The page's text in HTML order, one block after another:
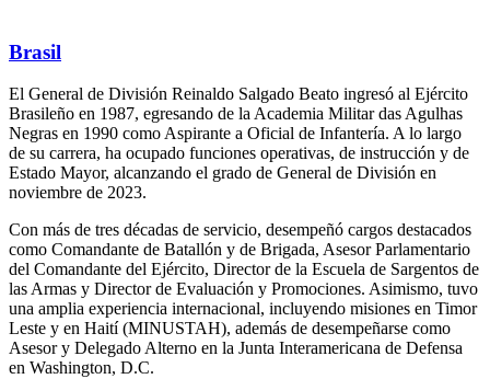
Brasil
El General de División Reinaldo Salgado Beato ingresó al Ejército
Brasileño en 1987, egresando de la Academia Militar das Agulhas
Negras en 1990 como Aspirante a Oficial de Infantería. A lo largo
de su carrera, ha ocupado funciones operativas, de instrucción y de
Estado Mayor, alcanzando el grado de General de División en
noviembre de 2023.
Con más de tres décadas de servicio, desempeñó cargos destacados
como Comandante de Batallón y de Brigada, Asesor Parlamentario
del Comandante del Ejército, Director de la Escuela de Sargentos de
las Armas y Director de Evaluación y Promociones. Asimismo, tuvo
una amplia experiencia internacional, incluyendo misiones en Timor
Leste y en Haití (MINUSTAH), además de desempeñarse como
Asesor y Delegado Alterno en la Junta Interamericana de Defensa
en Washington, D.C.